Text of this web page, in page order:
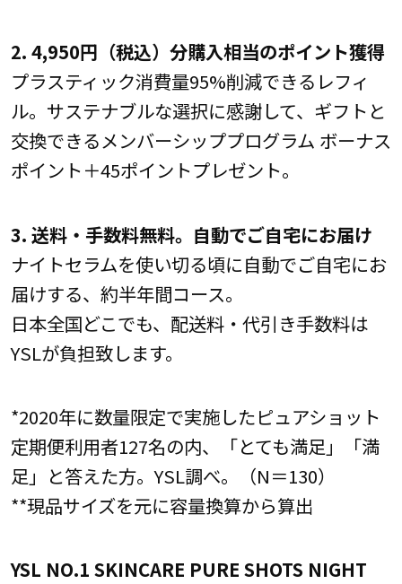
2. 4,950円（税込）分購入相当のポイント獲得
プラスティック消費量95%削減できるレフィ
ル。サステナブルな選択に感謝して、ギフトと
交換できるメンバーシッププログラム ボーナス
ポイント＋45ポイントプレゼント。
3. 送料・手数料無料。自動でご自宅にお届け
ナイトセラムを使い切る頃に自動でご自宅にお
届けする、約半年間コース。
日本全国どこでも、配送料・代引き手数料は
YSLが負担致します。
*2020年に数量限定で実施したピュアショット
定期便利用者127名の内、「とても満足」「満
足」と答えた方。YSL調べ。（N＝130）
**現品サイズを元に容量換算から算出
YSL NO.1 SKINCARE PURE SHOTS NIGHT